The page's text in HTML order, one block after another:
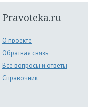
Pravoteka.ru
О проекте
Обратная связь
Все вопросы и ответы
Справочник